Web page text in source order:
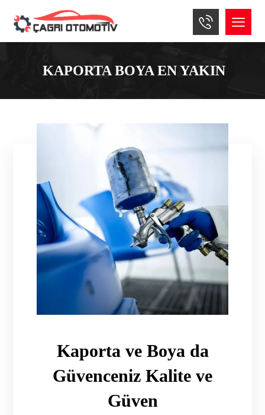
KAPORTA BOYA EN YAKIN
Kaporta ve Boya da
Güvenceniz Kalite ve
Güven